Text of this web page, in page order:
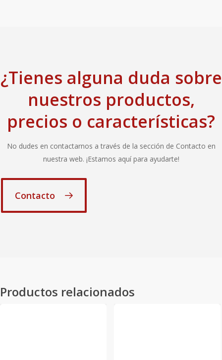
¿Tienes alguna duda sobre
nuestros productos,
precios o características?
No dudes en contactarnos a través de la sección de Contacto en
nuestra web. ¡Estamos aquí para ayudarte!
Contacto
Productos relacionados